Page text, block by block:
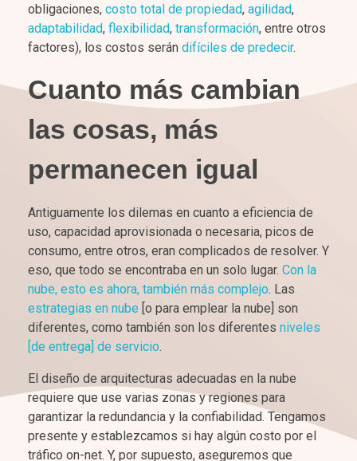
obligaciones, costo total de propiedad, agilidad,
adaptabilidad, flexibilidad, transformación, entre otros
factores), los costos serán difíciles de predecir.
Cuanto más cambian
las cosas, más
permanecen igual
Antiguamente los dilemas en cuanto a eficiencia de
uso, capacidad aprovisionada o necesaria, picos de
consumo, entre otros, eran complicados de resolver. Y
eso, que todo se encontraba en un solo lugar. Con la
nube, esto es ahora, también más complejo. Las
estrategias en nube [o para emplear la nube] son
diferentes, como también son los diferentes niveles
[de entrega] de servicio
El diseño de arquitecturas adecuadas en la nube
requiere que use varias zonas y regiones para
garantizar la redundancia y la confiabilidad. Tengamos
presente y establezcamos si hay algún costo por el
tráfico on-net. Y, por supuesto, aseguremos que